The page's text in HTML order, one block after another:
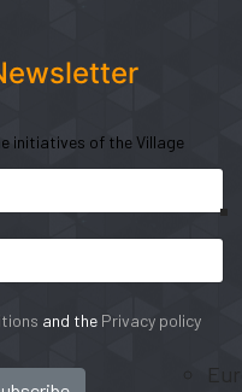
initiatives of the Village
and the Privacy policy